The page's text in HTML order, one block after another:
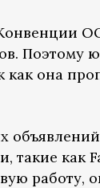
Конвенции
Поэтому
как она
такие как
работу,